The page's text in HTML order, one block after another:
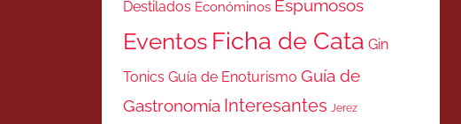
Destilados Económinos Espumosos
Eventos Ficha de Cata Gin
Tonics Guía de Enoturismo Guía de
Gastronomía Interesantes Jerez